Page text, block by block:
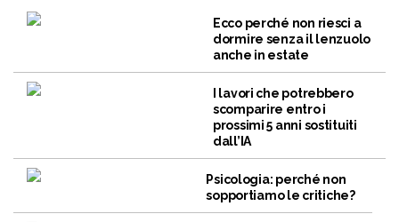
Ecco perché non riesci a
dormire senza il lenzuolo
anche in estate
I lavori che potrebbero
scomparire entro i
prossimi 5 anni sostituiti
dall’IA
Psicologia: perché non
sopportiamo le critiche?